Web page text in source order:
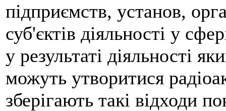
підприємств, установ,
суб'єктів діяльності у
у результаті діяльності
можуть утворитися
зберігають такі відходи